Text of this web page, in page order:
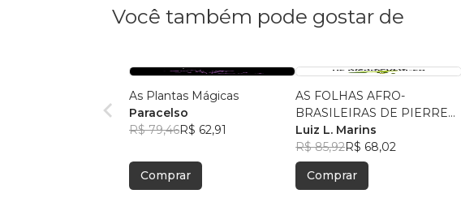
Você também pode gostar de
As Plantas Mágicas
Paracelso
R$ 79,46R$ 62,91
Comprar
AS FOLHAS AFRO-
BRASILEIRAS DE PIERRE
VERGER
Luiz L. Marins
R$ 85,92R$ 68,02
Comprar